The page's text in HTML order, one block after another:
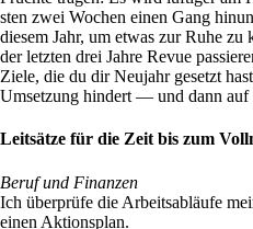
sten zwei Wochen einen Gang
diesem Jahr, um etwas zur Ruhe
der letzten drei Jahre Revue
Ziele, die du dir Neu­jahr gesetzt
Umset­zung hin­dert — und dann
Leitsätze für die Zeit bis zum
Beruf und Finanzen
Ich über­prüfe die Arbeits­ab­läufe
einen Aktionsplan.